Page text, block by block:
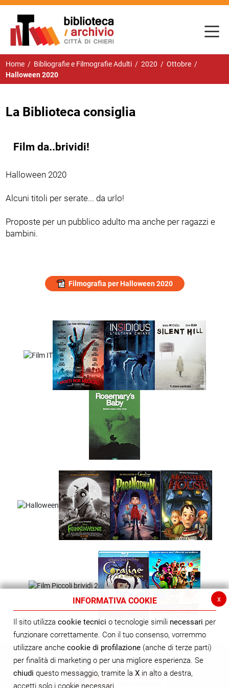
Home / Bibliografie e Filmografie Adulti / 2020 / Ottobre /
Halloween 2020
La Biblioteca consiglia
Film da..brividi!
Halloween 2020
Alcuni titoli per serate... da urlo!
Proposte per un pubblico adulto ma anche per ragazzi e
bambini.
Filmografia per Halloween 2020
x
INFORMATIVA COOKIE
Il sito utilizza cookie tecnici o tecnologie simili necessari per
funzionare correttamente. Con il tuo consenso, vorremmo
utilizzare anche cookie di profilazione(anche di terze parti)
per finalità di marketing o per una migliore esperienza. Se
chiudi questo messaggio, tramite la Xin alto a destra,
accetti solo i cookie necessari.